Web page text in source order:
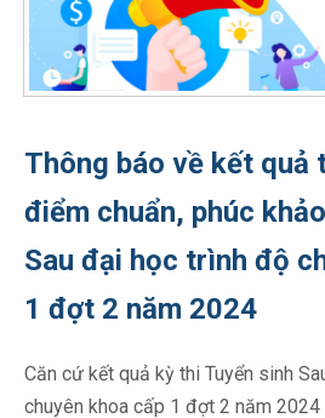
Thông báo về kết quả
điểm chuẩn, phúc
Sau đại học trình độ
1 đợt 2 năm 2024
Căn cứ kết quả kỳ thi Tuyển sinh
chuyên khoa cấp 1 đợt 2 năm